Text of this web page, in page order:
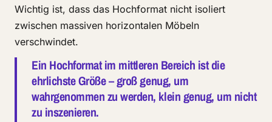
Wichtig ist, dass das Hochformat nicht isoliert
zwischen massiven horizontalen Möbeln
verschwindet.
Ein Hochformat im mittleren Bereich ist die
ehrlichste Größe – groß genug, um
wahrgenommen zu werden, klein genug, um nicht
zu inszenieren.